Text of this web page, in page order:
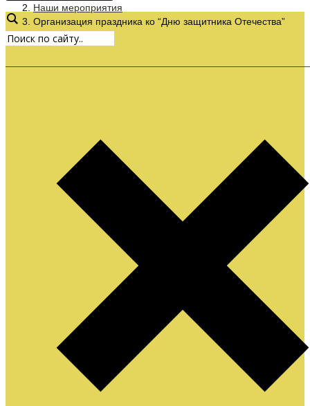
Наши мероприятия
Организация праздника ко “Дню защитника Отечества”